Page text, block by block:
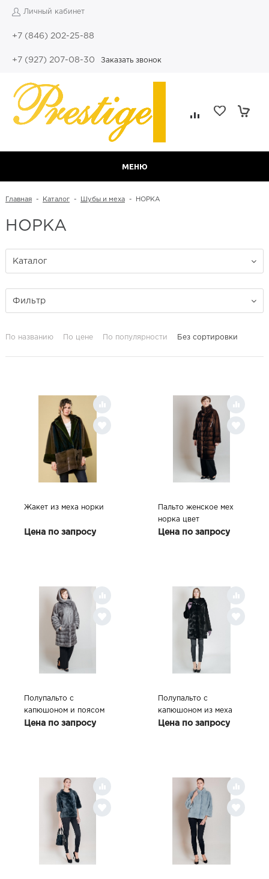
Личный кабинет
+7 (846) 202-25-88
+7 (927) 207-08-30 Заказать звонок
МЕНЮ
Главная - Каталог - Шубы и меха - НОРКА
НОРКА
Каталог
Фильтр
По названию По цене По популярности Без сортировки
Жакет из меха норки
Цена по запросу
Пальто женское мех
норка цвет
MAHOGANY
Цена по запросу
Полупальто с
капюшоном и поясом
из меха норки, цвет
Цена по запросу
Полупальто с
капюшоном из меха
норки BLACKGLAMA
Цена по запросу